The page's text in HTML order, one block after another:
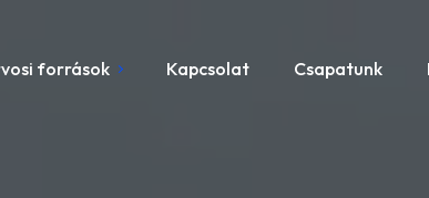
források Kapcsolat Csapatunk